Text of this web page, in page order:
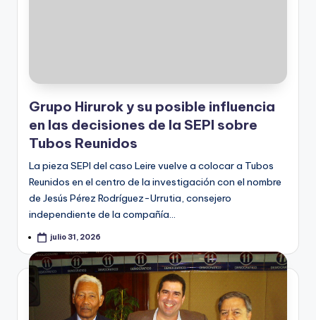
Grupo Hirurok y su posible influencia
en las decisiones de la SEPI sobre
Tubos Reunidos
La pieza SEPI del caso Leire vuelve a colocar a Tubos
Reunidos en el centro de la investigación con el nombre
de Jesús Pérez Rodríguez-Urrutia, consejero
independiente de la compañía…
julio 31, 2026